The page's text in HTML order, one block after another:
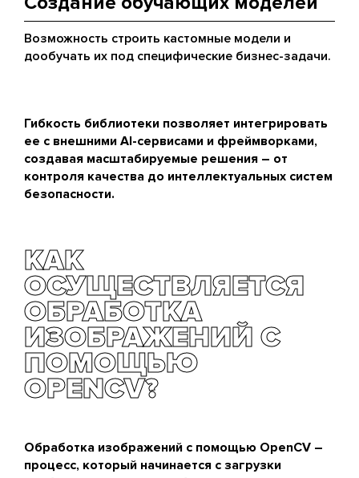
Возможность строить кастомные модели и
дообучать их под специфические бизнес-задачи.
Гибкость библиотеки позволяет интегрировать
ее с внешними AI-сервисами и фреймворками,
создавая масштабируемые решения – от
контроля качества до интеллектуальных систем
безопасности.
КАК
ОСУЩЕСТВЛЯЕТСЯ
ОБРАБОТКА
ИЗОБРАЖЕНИЙ С
ПОМОЩЬЮ
OPENCV?
Обработка изображений с помощью OpenCV –
процесс, который начинается с загрузки